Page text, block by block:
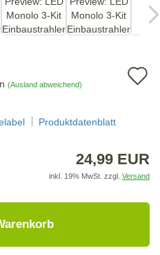
(Ausland abweichend)
Produktdatenblatt
24,99 EUR
inkl. 19% MwSt. zzgl. Versand